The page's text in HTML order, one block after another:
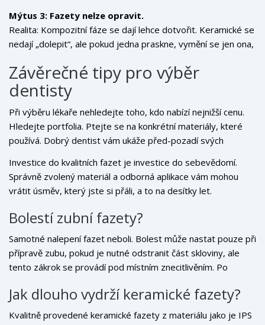
nebo nechat tak, pokud byl původně zdravý.
Mýtus 3: Fazety nelze opravit.
Realita: Kompozitní fáze se dají lehce dotvořit. Keramické se
nedají „dolepit“, ale pokud jedna praskne, vymění se jen ona,
Závěrečné tipy pro výběr
dentisty
Při výběru lékaře nehledejte toho, kdo nabízí nejnižší cenu.
Hledejte portfolia. Ptejte se na konkrétní materiály, které
používá. Dobrý dentist vám ukáže před-pozadí svých
pacientů a vysvětlí, proč zvolil daný postup. Nebojte se ptát
na záruky a podmínky výměny v případě komplikací.
Investice do kvalitních fazet je investice do sebevědomí.
Správně zvolený materiál a odborná aplikace vám mohou
vrátit úsměv, který jste si přáli, a to na desítky let.
Bolestí zubní fazety?
Samotné nalepení fazet neboli. Bolest může nastat pouze při
přípravě zubu, pokud je nutné odstranit část skloviny, ale
tento zákrok se provádí pod místním znecitlivěním. Po
zákroku může být zub krátce citlivý na studené nebo teplé,
což obvykle odezní do několika dnů.
Jak dlouho vydrží keramické fazety?
Kvalitně provedené keramické fazety z materiálu jako je IPS